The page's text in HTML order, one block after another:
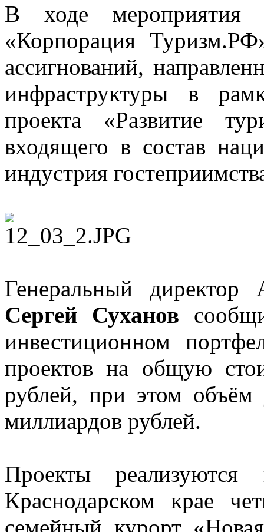
В ходе мероприятия
«Корпорация
ассигнований,
инфраструктуры в
проекта «Развитие
входящего в состав
индустрия
Генеральный
Сергей Суханов
инвестиционном
проектов на общую
рублей, при этом объём
миллиардов рублей.
Проекты
Краснодарском крае
семейный курорт